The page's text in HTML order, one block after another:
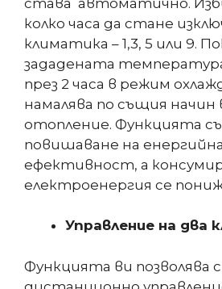
колко часа да стане
климатика – 1,3, 5 или 9.
зададената
през 2 часа в режим
намалява по същия начин
отопление. Функцията
повишаване на
ефективност, а
електроенергия се
Управление на два
Функцията ви позволява